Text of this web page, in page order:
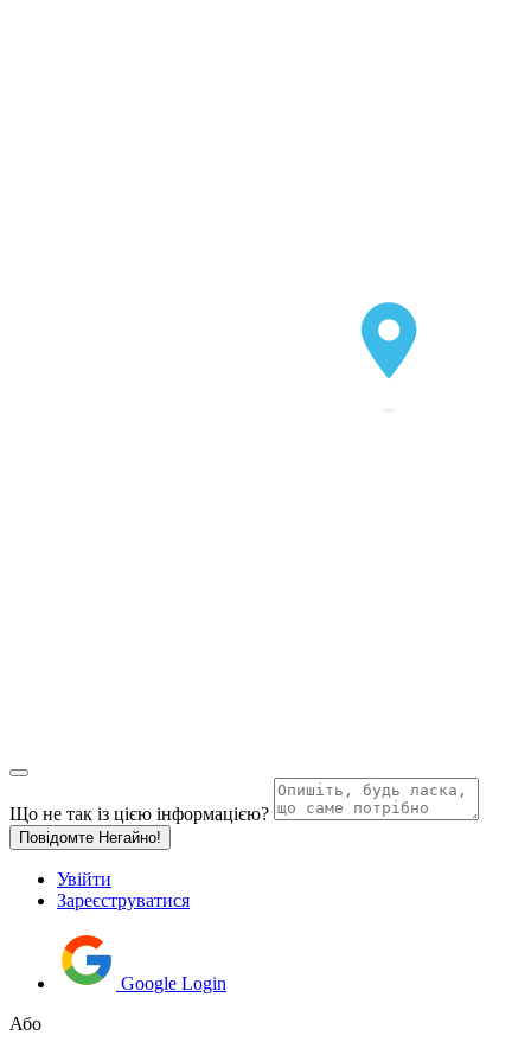
Що не так із цією інформацією?
Повідомте Негайно!
Увійти
Зареєструватися
Google Login
Або